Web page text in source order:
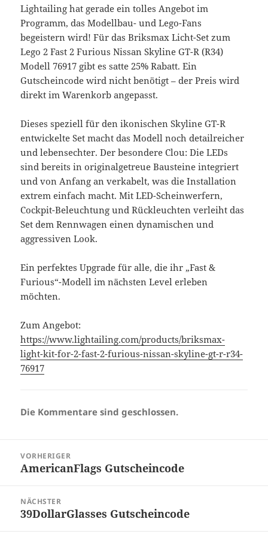
Lightailing hat gerade ein tolles Angebot im
Programm, das Modellbau- und Lego-Fans
begeistern wird! Für das Briksmax Licht-Set zum
Lego 2 Fast 2 Furious Nissan Skyline GT-R (R34)
Modell 76917 gibt es satte 25% Rabatt. Ein
Gutscheincode wird nicht benötigt – der Preis wird
direkt im Warenkorb angepasst.
Dieses speziell für den ikonischen Skyline GT-R
entwickelte Set macht das Modell noch detailreicher
und lebensechter. Der besondere Clou: Die LEDs
sind bereits in originalgetreue Bausteine integriert
und von Anfang an verkabelt, was die Installation
extrem einfach macht. Mit LED-Scheinwerfern,
Cockpit-Beleuchtung und Rückleuchten verleiht das
Set dem Rennwagen einen dynamischen und
aggressiven Look.
Ein perfektes Upgrade für alle, die ihr „Fast &
Furious“-Modell im nächsten Level erleben
möchten.
Zum Angebot:
https://www.lightailing.com/products/briksmax-
light-kit-for-2-fast-2-furious-nissan-skyline-gt-r-r34-
76917
Die Kommentare sind geschlossen.
VORHERIGER
Vorheriger
AmericanFlags Gutscheincode
NÄCHSTER
Nächster
39DollarGlasses Gutscheincode